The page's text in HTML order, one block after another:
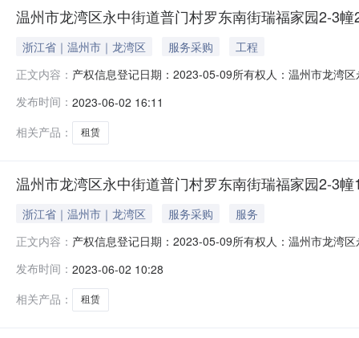
温州市龙湾区永中街道普门村罗东南街瑞福家园2-3
浙江省｜温州市｜龙湾区 服务采购
工程
正文内容： 产权信息登记日期：2023-05-09所有权人：温州市龙湾
路北至：文康路权证期限：权证面积：土地性质：房屋
信息项目审查表：村
发布时间： 2023-06-02 16:11
相关产品：
租赁
温州市龙湾区永中街道普门村罗东南街瑞福家园2-3
浙江省｜温州市｜龙湾区 服务采购
服务
正文内容： 产权信息登记日期：2023-05-09所有权人：温州市龙湾
文康路权证期限：权证面积：土地性质：房屋所有权证
审查表：村民代表大会意
发布时间： 2023-06-02 10:28
相关产品：
租赁